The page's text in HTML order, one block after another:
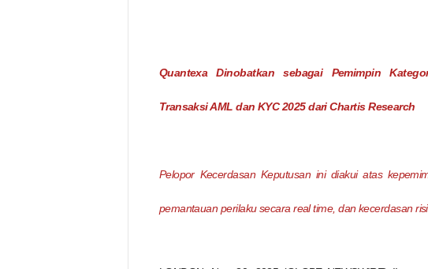
Quantexa Dinobatkan sebagai Pemimpin
Transaksi AML dan KYC 2025 dari Chartis Research
Pelopor Kecerdasan Keputusan ini diakui atas
pemantauan perilaku secara real time, dan kecerdasan